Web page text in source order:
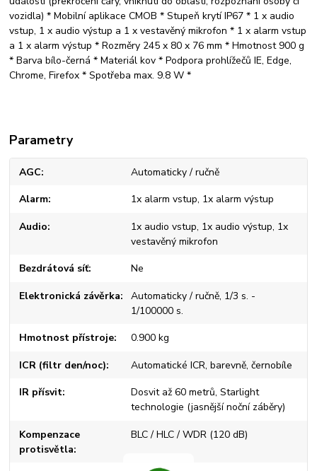
vozidla) * Mobilní aplikace CMOB * Stupeň krytí IP67 * 1 x audio
vstup, 1 x audio výstup a 1 x vestavěný mikrofon * 1 x alarm vstup
a 1 x alarm výstup * Rozměry 245 x 80 x 76 mm * Hmotnost 900 g
* Barva bílo-černá * Materiál kov * Podpora prohlížečů IE, Edge,
Chrome, Firefox * Spotřeba max. 9.8 W *
Parametry
AGC Automaticky / ručně
Alarm 1x alarm vstup, 1x alarm výstup
Audio
1x audio vstup, 1x audio výstup, 1x
vestavěný mikrofon
Bezdrátová síť Ne
Elektronická závěrka
Automaticky / ručně, 1/3 s. -
1/100000 s.
Hmotnost přístroje 0.900 kg
ICR (filtr den/noc) Automatické ICR, barevně, černobíle
IR přísvit
Dosvit až 60 metrů, Starlight
technologie (jasnější noční záběry)
Kompenzace
protisvětla
BLC / HLC / WDR (120 dB)